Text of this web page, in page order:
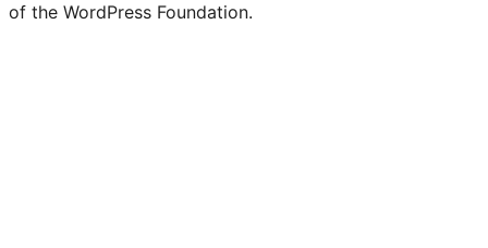
of the WordPress Foundation.